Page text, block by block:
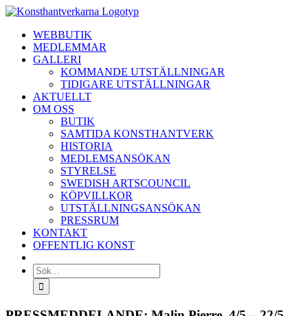
Fortsätt
innehålletWEBBUTIK
MEDLEMMAR
GALLERI
KOMMANDE UTSTÄLLNINGAR
TIDIGARE UTSTÄLLNINGAR
AKTUELLT
OM OSS
BUTIK
SAMTIDA KONSTHANTVERK
HISTORIA
MEDLEMSANSÖKAN
STYRELSE
SWEDISH ARTSCOUNCIL
KÖPVILLKOR
UTSTÄLLNINGSANSÖKAN
PRESSRUM
KONTAKT
OFFENTLIG KONST
Sök
efter: